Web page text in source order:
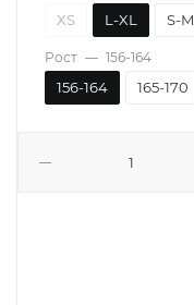
XS L-XL S-M
Рост — 156-164
156-164 165-170